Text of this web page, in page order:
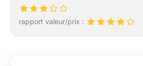
rapport valeur/prix :